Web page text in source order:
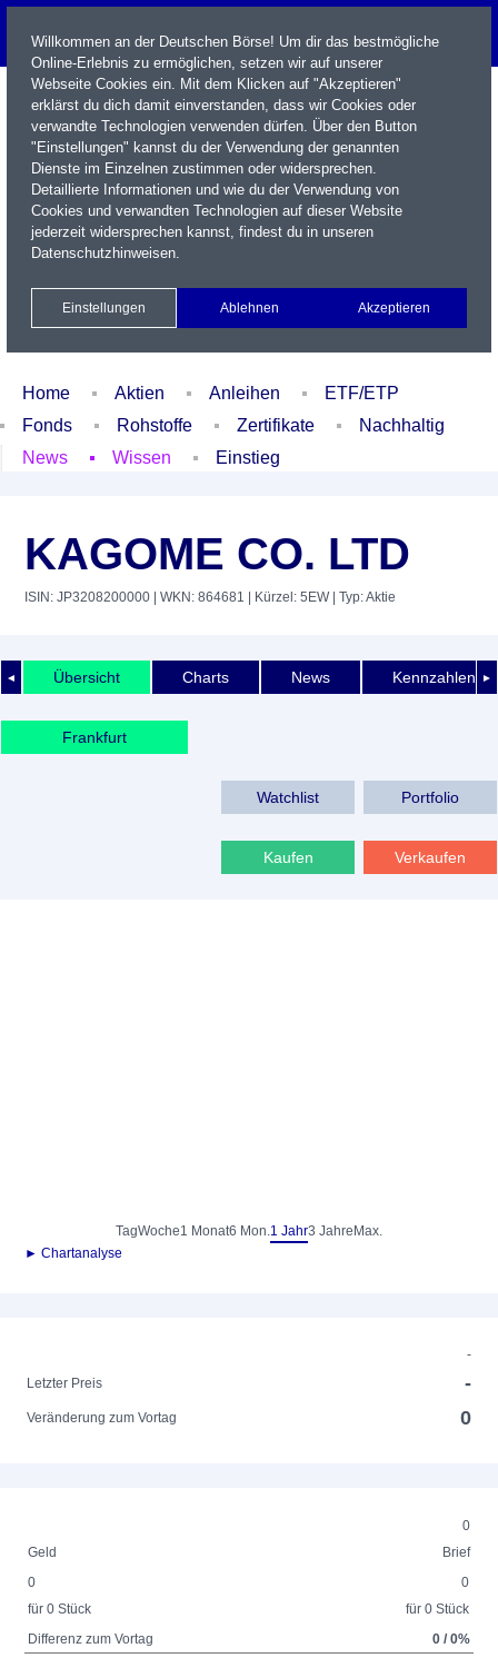
Name / WKN / ISIN / Kürzel
Xetra Realtime
Watchlist Portfolio Login
Home Aktien Anleihen
ETF/ETP
Fonds
Rohstoffe Zertifikate
Nachhaltig
News
Wissen Einstieg
KAGOME CO. LTD
ISIN: JP3208200000 | WKN: 864681 | Kürzel: 5EW| Typ: Aktie
◄ ►
Übersicht Charts News Kennzahlen
Frankfurt
Watchlist Portfolio
Kaufen Verkaufen
TagWoche1 Monat6 Mon.1 Jahr3 Jahre Max.
► Chartanalyse
-
Letzter Preis
-
Veränderung zum Vortag 0
0
Geld
Brief
0
für 0 Stück
0
für 0 Stück
Differenz zum Vortag
0 / 0%
Willkommen an der Deutschen Börse! Um dir das bestmögliche
Online-Erlebnis zu ermöglichen, setzen wir auf unserer
Webseite Cookies ein. Mit dem Klicken auf "Akzeptieren"
erklärst du dich damit einverstanden, dass wir Cookies oder
verwandte Technologien verwenden dürfen. Über den Button
"Einstellungen" kannst du der Verwendung der genannten
Dienste im Einzelnen zustimmen oder widersprechen.
Detaillierte Informationen und wie du der Verwendung von
Cookies und verwandten Technologien auf dieser Website
jederzeit widersprechen kannst, findest du in unseren
Datenschutzhinweisen.
Einstellungen Ablehnen Akzeptieren